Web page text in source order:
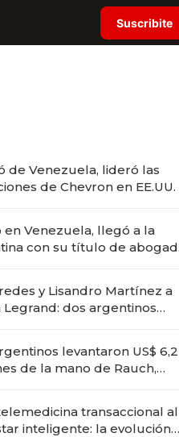
Suscribite
de Venezuela, lideró las
de Chevron en EE.UU.
en Venezuela, llegó a la
con su título de
"fast premium"
y Lisandro Martínez a
Legrand: dos argentinos
y el cuidado corporal
levantaron US$ 6,2
de la mano de Rauch,
transaccional al
inteligente: la evolución